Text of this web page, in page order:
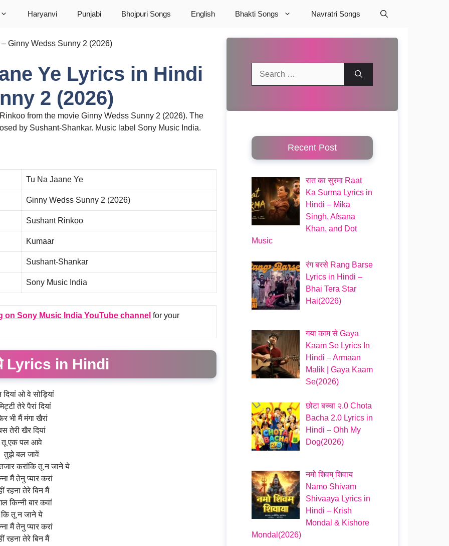
Haryanvi Punjabi Bhojpuri Songs English Bhakti Songs Navratri Songs
Ginny Wedss Sunny 2 (2026)
Ye Lyrics in Hindi
2 (2026)
from the movie Ginny Wedss Sunny 2 (2026). The
by Sushant-Shankar. Music label Sony Music India.
Tu Na Jaane Ye
Ginny Wedss Sunny 2 (2026)
Sushant Rinkoo
Kumaar
Sushant-Shankar
Sony Music India
on Sony Music India YouTube channel for your
Lyrics in Hindi
दियां ओ वे सोड़ियां
तेरे पैरां दियां
भी मैं मंगा खैरां
तेरी खैर दियां
तू एक पल आवे
तुझे बल जावें
करांकि तू न जाने ये
मैं तेनु प्यार करां
रहना तेरे बिन मैं
किन्नी बार कवां
कि तू न जाने ये
मैं तेनु प्यार करां
रहना तेरे बिन मैं
Recent Post
रात का सुरमा Raat
Ka Surma Lyrics in
Hindi – Mika
Singh, Afsana
Khan, and Dot
Music
रंग बरसे Rang Barse
Lyrics in Hindi –
Bhai Tera Star
Hai(2026)
गया काम से Gaya
Kaam Se Lyrics In
Hindi – Armaan
Malik | Gaya Kaam
Se(2026)
छोटा बच्चा २.0 Chota
Bacha 2.0 Lyrics in
Hindi – Ohh My
Dog(2026)
नमो शिवम् शिवाय
Namo Shivam
Shivaaya Lyrics in
Hindi – Krish
Mondal & Kishore
Mondal(2026)